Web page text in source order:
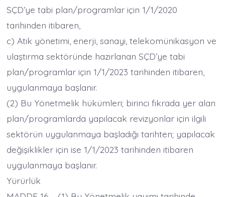
SÇD’ye tabi plan/programlar için 1/1/2020
tarihinden itibaren,
c) Atık yönetimi, enerji, sanayi, telekomünikasyon ve
ulaştırma sektöründe hazırlanan SÇD’ye tabi
plan/programlar için 1/1/2023 tarihinden itibaren,
uygulanmaya başlanır.
(2) Bu Yönetmelik hükümleri; birinci fıkrada yer alan
plan/programlarda yapılacak revizyonlar için ilgili
sektörün uygulanmaya başladığı tarihten; yapılacak
değişiklikler için ise 1/1/2023 tarihinden itibaren
uygulanmaya başlanır.
Yürürlük